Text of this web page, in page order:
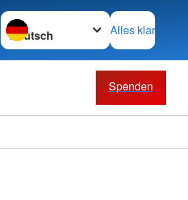
Sprache wechseln zu
Alles klar
Spenden